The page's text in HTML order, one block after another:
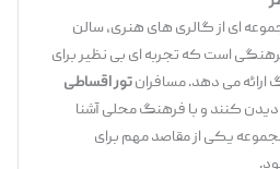
از گالری‌ های هنری، سالن‌
است که تجربه ‌ای بی ‌نظیر برای
می ‌دهد. مسافرانتور اقساطی
و با فرهنگ محلی آشنا
یکی از مقاصد مهم برای